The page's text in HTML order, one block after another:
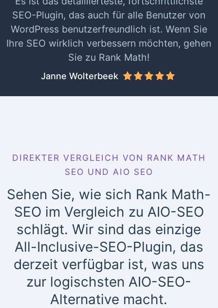
SEO-Plugin, das auch für alle Benutzer von
WordPress benutzerfreundlich ist. Wenn Sie
Ihre SEO wirklich verbessern möchten, gehen
Sie zu Rank Math!
Janne Wolterbeek
DIREKTER VERGLEICH VON RANK MATH
SEO UND AIO SEO
Sehen Sie, wie sich Rank Math-
SEO im Vergleich zu AIO-SEO
schlägt. Wir sind das einzige
All-Inclusive-SEO-Plugin, das
derzeit verfügbar ist, was uns
zur logischsten AIO-SEO-
Alternative macht.